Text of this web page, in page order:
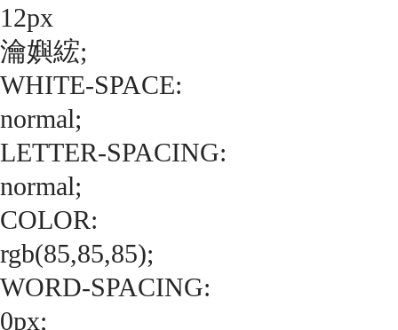
12px
瀹嬩綋;
WHITE-SPACE:
normal;
LETTER-SPACING:
normal;
COLOR:
rgb(85,85,85);
WORD-SPACING:
0px;